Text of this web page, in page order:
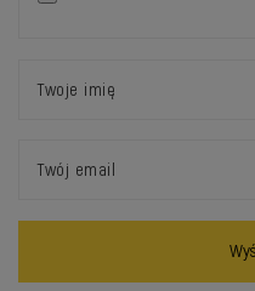
Twoje imię
Twój email